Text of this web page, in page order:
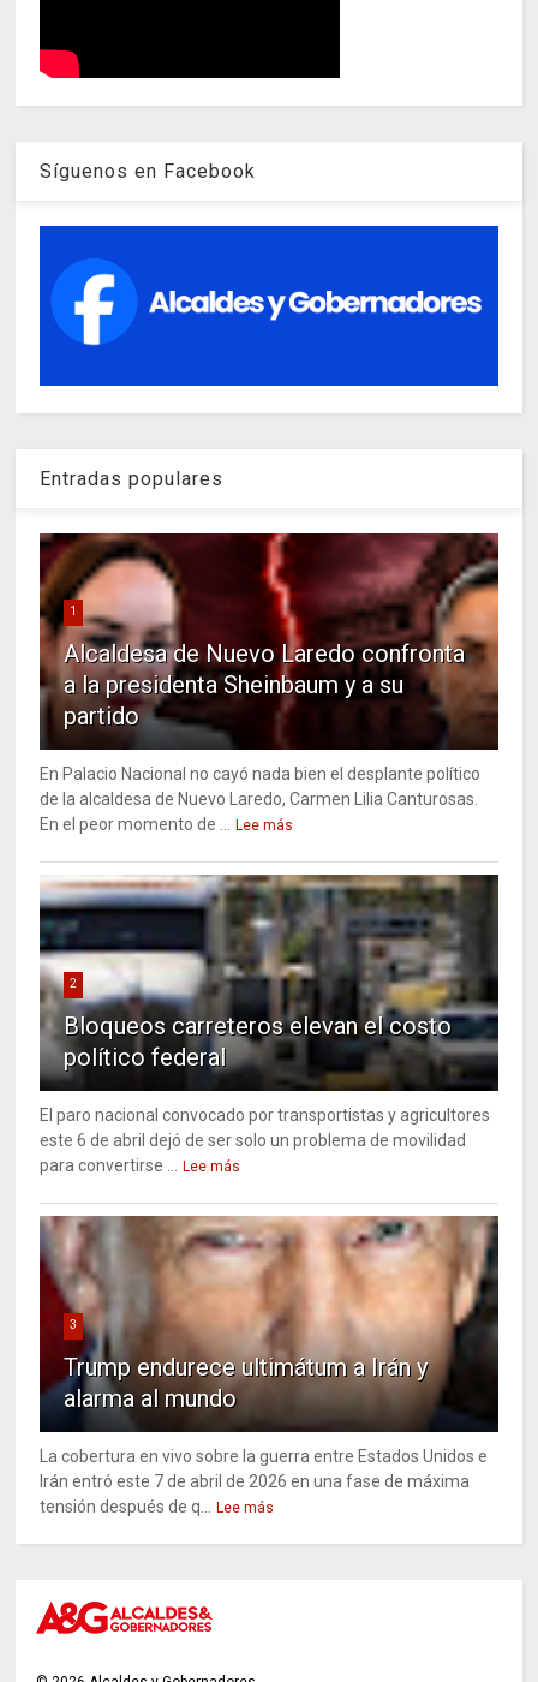
Síguenos en Facebook
Entradas populares
1
Alcaldesa de Nuevo Laredo confronta
a la presidenta Sheinbaum y a su
partido
En Palacio Nacional no cayó nada bien el desplante político
de la alcaldesa de Nuevo Laredo, Carmen Lilia Canturosas.
En el peor momento de ...
Lee más
2
Bloqueos carreteros elevan el costo
político federal
El paro nacional convocado por transportistas y agricultores
este 6 de abril dejó de ser solo un problema de movilidad
para convertirse ...
Lee más
3
Trump endurece ultimátum a Irán y
alarma al mundo
La cobertura en vivo sobre la guerra entre Estados Unidos e
Irán entró este 7 de abril de 2026 en una fase de máxima
tensión después de q...
Lee más